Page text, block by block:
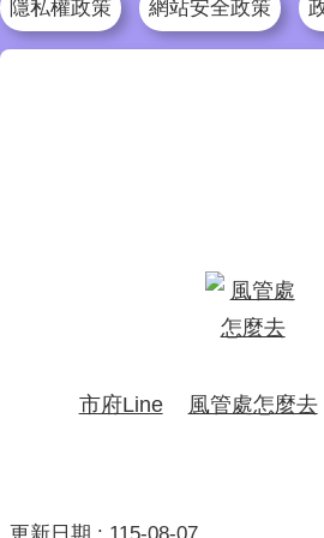
隱私權政策 網站安全政策
市府Line 風管處怎麼去